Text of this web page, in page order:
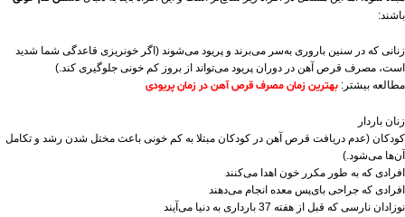
باشند:
زنانی که در سنین باروری به‌سر می‌برند و پریود می‌شوند (اگر خونریزی قاعدگی شما شدید
است، مصرف قرص آهن در دوران پریود می‌تواند از بروز کم خونی جلوگیری کند.)
مطالعه بیشتر: بهترین زمان مصرف قرص آهن در زمان پریودی
زنان باردار
کودکان (عدم دریافت قرص آهن در کودکان مبتلا به کم خونی باعث مختل شدن رشد و تکامل
آن‌ها می‌شود.)
افرادی که به طور مکرر خون اهدا می‌کنند
افرادی که جراحی بای‌پس معده انجام می‌دهند
نوزادان نارسی که قبل از هفته 37 بارداری به دنیا می‌آیند